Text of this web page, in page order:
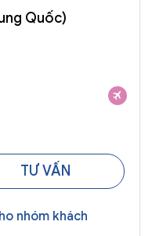
Quốc)
TƯ VẤN
nhóm khách